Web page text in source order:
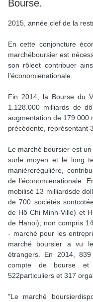
Bourse.
2015, année clef de la
En cette conjoncture
marchéboursier est
son rôleet contribuer
l’économienationale.
Fin 2014, la Bourse du
1.128.000 milliards de
augmentation de 179.000
précédente, représentant
Le marché boursier est
surle moyen et le long
manièrerégulière,
de l’économienationale.
mobilisé 13 milliardsde
de 700 sociétés
de Hô Chi Minh-Ville) et
de Hanoi), non compris
- marché pour les
marché boursier a vu
étrangers. En 2014,
compte de bourse et
522particuliers et 317
"Le marché